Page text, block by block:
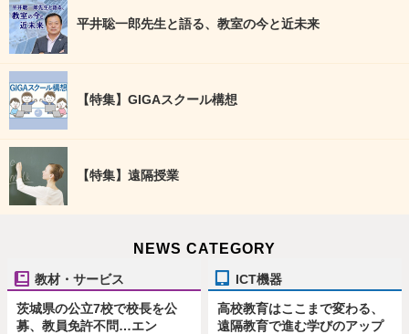
平井聡一郎先生と語る、教室の今と近未来
【特集】GIGAスクール構想
【特集】遠隔授業
NEWS CATEGORY
教材・サービス
茨城県の公立7校で校長を公
募、教員免許不問…エン
ICT機器
高校教育はここまで変わる、
遠隔教育で進む学びのアップ